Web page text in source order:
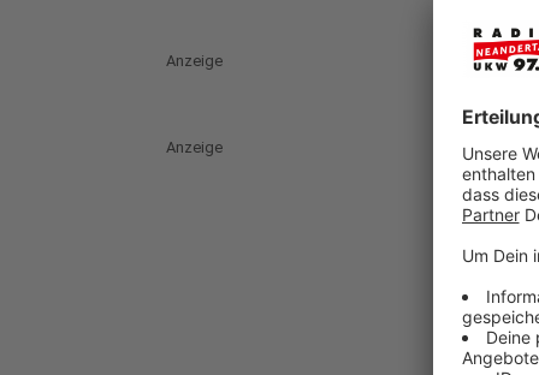
Anzeige
Anzeige